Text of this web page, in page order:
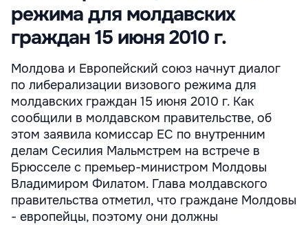
режима для молдавских
граждан 15 июня 2010 г.
Молдова и Европейский союз начнут диалог
по либерализации визового режима для
молдавских граждан 15 июня 2010 г. Как
сообщили в молдавском правительстве, об
этом заявила комиссар ЕС по внутренним
делам Сесилия Мальмстрем на встрече в
Брюсселе с премьер-министром Молдовы
Владимиром Филатом. Глава молдавского
правительства отметил, что граждане Молдовы
- европейцы, поэтому они должны